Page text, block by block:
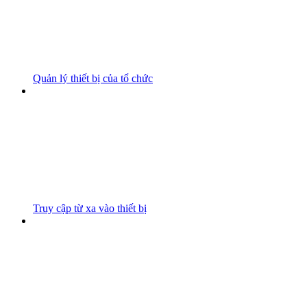
Quản lý thiết bị của tổ chức
Truy cập từ xa vào thiết bị